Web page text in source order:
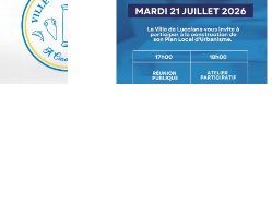
Cérémonie des
bacheliers le 29
Bacheliers